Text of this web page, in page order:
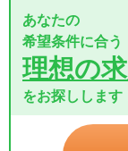
あなたの
希望条件に合う
理想の
をお探しします